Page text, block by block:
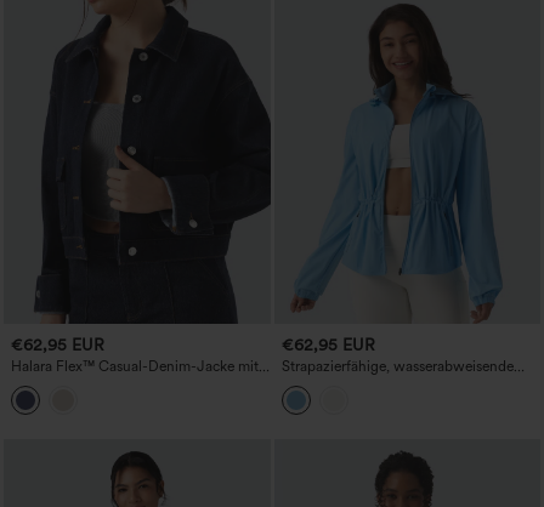
€62,95 EUR
Halara Flex™ Casual-Denim-Jacke mit
Kragen und langen Ärmeln
€62,95 EUR
Strapazierfähige, wasserabweisende
Trainingsjacke mit abnehmbarer
Kapuze, Kordelzug und
Reißverschlusstaschen